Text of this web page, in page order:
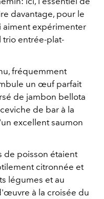
davantage, pour le
aiment expérimenter
trio entrée-plat-
fréquemment
un œuf parfait
de jambon bellota
de bar à la
excellent saumon
de poisson étaient
citronnée et
légumes et au
à la croisée du